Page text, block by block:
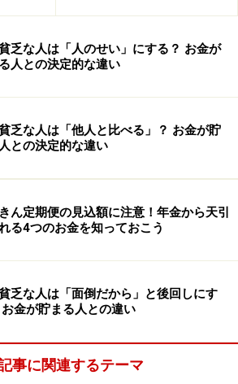
換えた場合、返済総額は約1117万円
額することができます。
費用は銀行によって約20万～40万円
れでも100万円近くの利息軽減効果
行によってはWEBで借り換えのシミ
ますので、試算してみてはいかがで
入を得るには
乏な人は「人のせい」にする？ お金が
人との決定的な違い
乏な人は「他人と比べる」？ お金が貯
との決定的な違い
ん定期便の見込額に注意！年金から天引
る4つのお金を知っておこう
乏な人は「面倒だから」と後回しにす
金が貯まる人との違い
事に関連するテーマ